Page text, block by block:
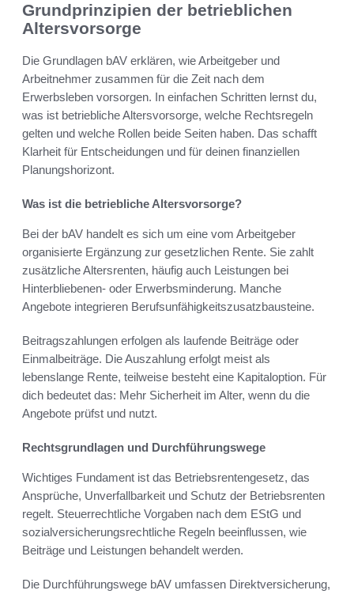
Grundprinzipien der betrieblichen
Altersvorsorge
Die Grundlagen bAV erklären, wie Arbeitgeber und
Arbeitnehmer zusammen für die Zeit nach dem
Erwerbsleben vorsorgen. In einfachen Schritten lernst du,
was ist betriebliche Altersvorsorge, welche Rechtsregeln
gelten und welche Rollen beide Seiten haben. Das schafft
Klarheit für Entscheidungen und für deinen finanziellen
Planungshorizont.
Was ist die betriebliche Altersvorsorge?
Bei der bAV handelt es sich um eine vom Arbeitgeber
organisierte Ergänzung zur gesetzlichen Rente. Sie zahlt
zusätzliche Altersrenten, häufig auch Leistungen bei
Hinterbliebenen- oder Erwerbsminderung. Manche
Angebote integrieren Berufsunfähigkeitszusatzbausteine.
Beitragszahlungen erfolgen als laufende Beiträge oder
Einmalbeiträge. Die Auszahlung erfolgt meist als
lebenslange Rente, teilweise besteht eine Kapitaloption. Für
dich bedeutet das: Mehr Sicherheit im Alter, wenn du die
Angebote prüfst und nutzt.
Rechtsgrundlagen und Durchführungswege
Wichtiges Fundament ist das Betriebsrentengesetz, das
Ansprüche, Unverfallbarkeit und Schutz der Betriebsrenten
regelt. Steuerrechtliche Vorgaben nach dem EStG und
sozialversicherungsrechtliche Regeln beeinflussen, wie
Beiträge und Leistungen behandelt werden.
Die Durchführungswege bAV umfassen Direktversicherung,